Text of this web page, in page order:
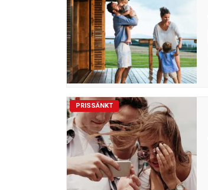
PRISSÄNKT